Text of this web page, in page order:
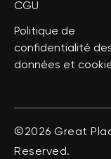
CGU
Politique de
confidentialité
données et
©2026 Great
Reserved.